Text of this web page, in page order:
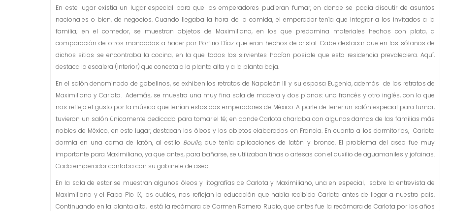
En este lugar existía un lugar especial para que los emperadores pudieran fumar, en donde se podía discutir de asuntos
nacionales o bien, de negocios. Cuando llegaba la hora de la comida, el emperador tenía que integrar a los invitados a la
familia; en el comedor, se muestran objetos de Maximiliano, en los que predomina materiales hechos con plata, a
comparación de otros mandados a hacer por Porfirio Díaz que eran hechos de cristal. Cabe destacar que en los sótanos de
dichos sitios se encontraba la cocina, en la que todos los sirvientes hacían posible que esta residencia prevaleciera. Aquí,
destaca la escalera (Interior) que conecta a la planta alta y a la planta baja.
En el salón denominado de gobelinos, se exhiben los retratos de Napoleón III y su esposa Eugenia, además de los retratos de
Maximiliano y Carlota. Además, se muestra una muy fina sala de madera y dos pianos: uno francés y otro inglés, con lo que
nos refleja el gusto por la música que tenían estos dos emperadores de México. A parte de tener un salón especial para fumar,
tuvieron un salón únicamente dedicado para tomar el té; en donde Carlota charlaba con algunas damas de las familias más
nobles de México, en este lugar, destacan los óleos y los objetos elaborados en Francia. En cuanto a los dormitorios, Carlota
dormía en una cama de latón, al estilo Boulle, que tenía aplicaciones de latón y bronce. El problema del aseo fue muy
importante para Maximiliano, ya que antes, para bañarse, se utilizaban tinas o artesas con el auxilio de aguamaniles y jofainas.
Cada emperador contaba con su gabinete de aseo.
En la sala de estar se muestran algunos óleos y litografías de Carlota y Maximiliano, una en especial, sobre la entrevista de
Maximiliano y el Papa Pío IX, los cuáles, nos reflejan la educación que había recibido Carlota antes de llegar a nuestro país.
Continuando en la planta alta, está la recámara de Carmen Romero Rubio, que antes fue la recámara de Carlota por los años